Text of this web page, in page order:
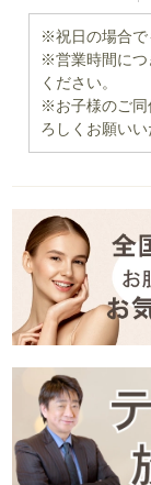
※祝日の場合で
※営業時間につ
ください。
※お子様のご同
ろしくお願いい